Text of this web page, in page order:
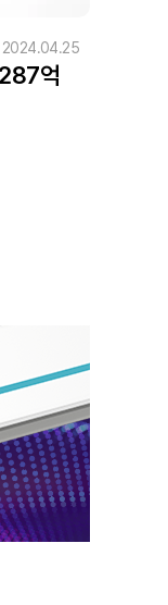
2024.04.25
억